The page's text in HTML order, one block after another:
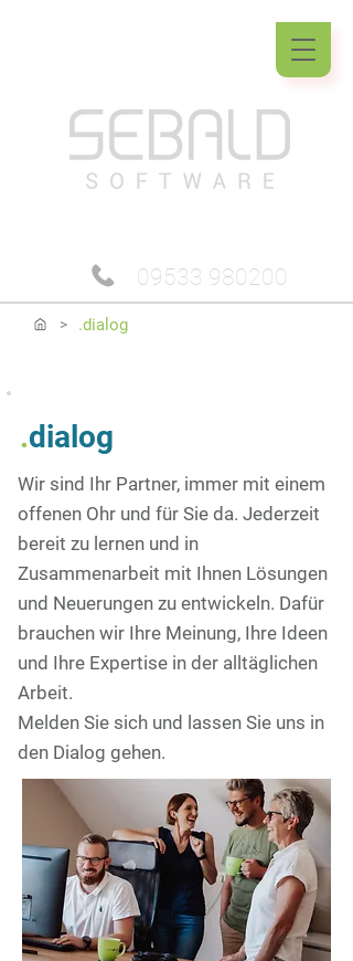
> .dialog
09533 980200
.dialog
Wir sind Ihr Partner, immer mit einem
offenen Ohr und für Sie da. Jederzeit
bereit zu lernen und in
Zusammenarbeit mit Ihnen Lösungen
und Neuerungen zu entwickeln. Dafür
brauchen wir Ihre Meinung, Ihre Ideen
und Ihre Expertise in der alltäglichen
Arbeit.
Melden Sie sich und lassen Sie uns in
den Dialog gehen.